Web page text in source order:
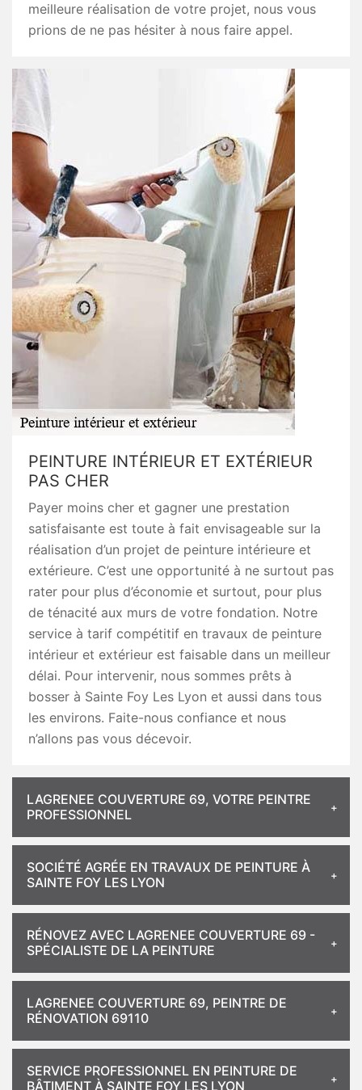
meilleure réalisation de votre projet, nous vous
prions de ne pas hésiter à nous faire appel.
PEINTURE INTÉRIEUR ET EXTÉRIEUR
PAS CHER
Payer moins cher et gagner une prestation
satisfaisante est toute à fait envisageable sur la
réalisation d’un projet de peinture intérieure et
extérieure. C’est une opportunité à ne surtout pas
rater pour plus d’économie et surtout, pour plus
de ténacité aux murs de votre fondation. Notre
service à tarif compétitif en travaux de peinture
intérieur et extérieur est faisable dans un meilleur
délai. Pour intervenir, nous sommes prêts à
bosser à Sainte Foy Les Lyon et aussi dans tous
les environs. Faite-nous confiance et nous
n’allons pas vous décevoir.
LAGRENEE COUVERTURE 69, VOTRE PEINTRE
PROFESSIONNEL
SOCIÉTÉ AGRÉE EN TRAVAUX DE PEINTURE À
SAINTE FOY LES LYON
RÉNOVEZ AVEC LAGRENEE COUVERTURE 69 -
SPÉCIALISTE DE LA PEINTURE
LAGRENEE COUVERTURE 69, PEINTRE DE
RÉNOVATION 69110
SERVICE PROFESSIONNEL EN PEINTURE DE
BÂTIMENT À SAINTE FOY LES LYON